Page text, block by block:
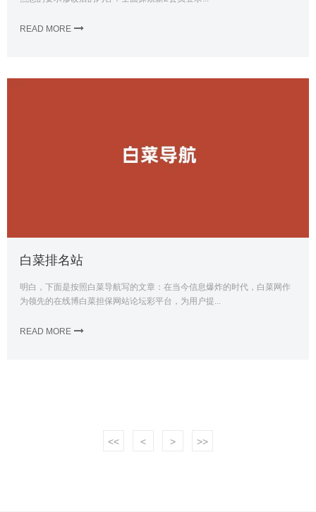
READ MORE
白菜排名站
明白，下面是按照白菜导航写的文章：在当今信息爆炸的时代，白菜网作
为领先的在线博白菜担保网站论坛彩平台，为用户提...
READ MORE
<< < > >>